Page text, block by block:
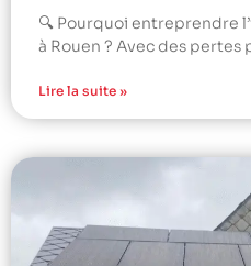
🔍 Pourquoi entreprendre
à Rouen ? Avec des
Lire la suite »